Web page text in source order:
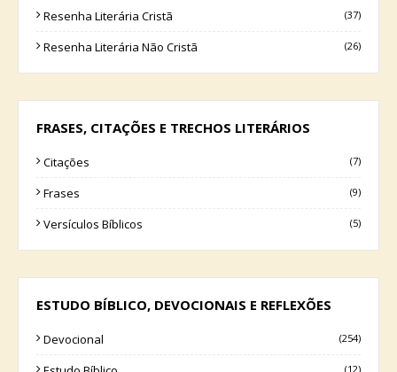
Resenha Literária Cristã (37)
Resenha Literária Não Cristã (26)
FRASES, CITAÇÕES E TRECHOS LITERÁRIOS
Citações (7)
Frases (9)
Versículos Bíblicos (5)
ESTUDO BÍBLICO, DEVOCIONAIS E REFLEXÕES
Devocional (254)
(12)